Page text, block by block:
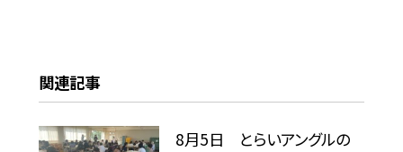
関連記事
8月5日 とらいアングルの